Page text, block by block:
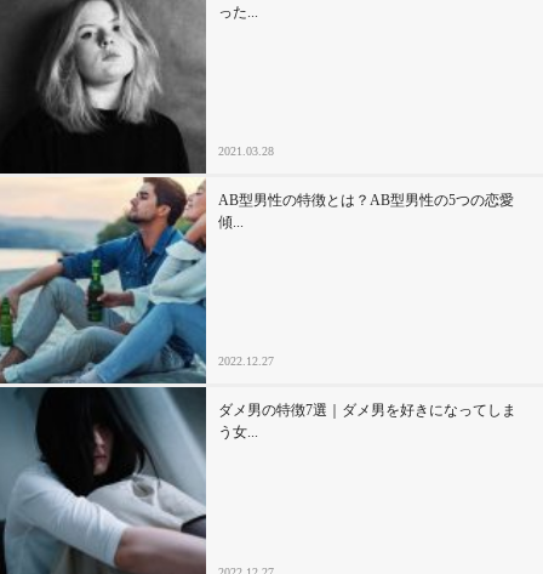
った...
2021.03.28
AB型男性の特徴とは？AB型男性の5つの恋愛
傾...
2022.12.27
ダメ男の特徴7選｜ダメ男を好きになってしま
う女...